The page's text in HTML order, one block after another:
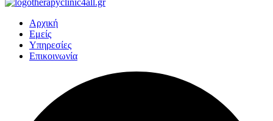
Αρχική
Εμείς
Υπηρεσίες
Επικοινωνία